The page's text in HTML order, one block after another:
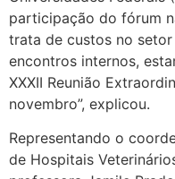
participação do fórum
trata de custos no setor
encontros internos,
XXXII Reunião
novembro”, explicou.
Representando o
de Hospitais